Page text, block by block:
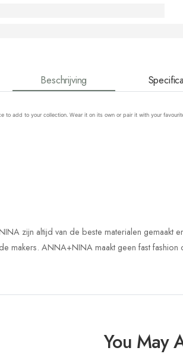
Beschrijving
to add to your collection. Wear it on its own or pair it with your
zijn altijd van de beste materialen
makers. ANNA+NINA maakt geen fast
You May